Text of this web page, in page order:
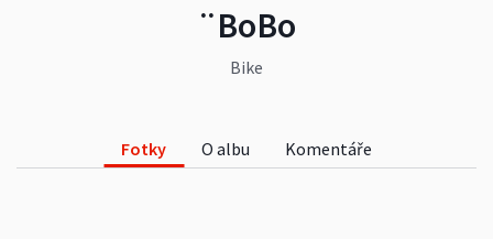
¨BoBo
Bike
Fotky O albu Komentáře